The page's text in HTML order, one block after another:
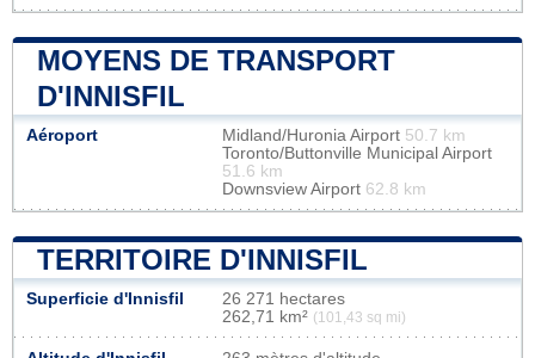
MOYENS DE TRANSPORT
D'INNISFIL
Aéroport Midland/Huronia Airport 50.7 km
Toronto/Buttonville Municipal Airport
51.6 km
Downsview Airport 62.8 km
TERRITOIRE D'INNISFIL
Superficie d'Innisfil
26 271 hectares
262,71 km² (101,43 sq mi)